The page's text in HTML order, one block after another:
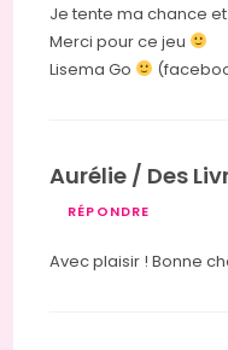
Je tente ma chance
Merci pour ce jeu
Lisema Go
Aurélie / Des
RÉPONDRE
Avec plaisir ! Bonne